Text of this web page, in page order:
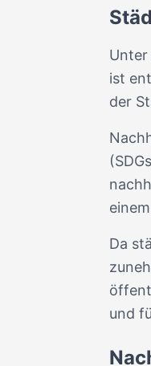
Unter
ist
der
Da
und